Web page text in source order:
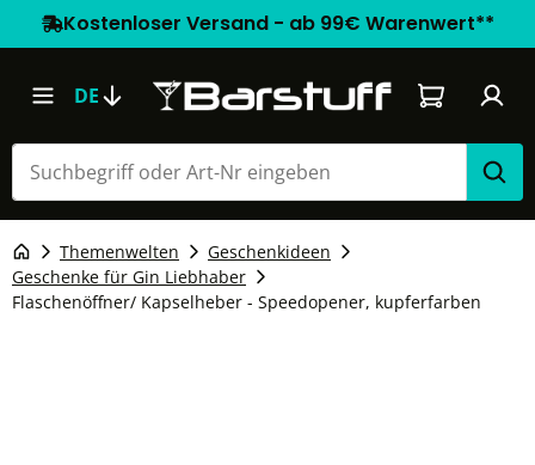
Kostenloser Versand - ab 99€ Warenwert**
DE Warenkorb
Themenwelten
Geschenkideen
Geschenke für Gin Liebhaber
Flaschenöffner/ Kapselheber - Speedopener, kupferfarben